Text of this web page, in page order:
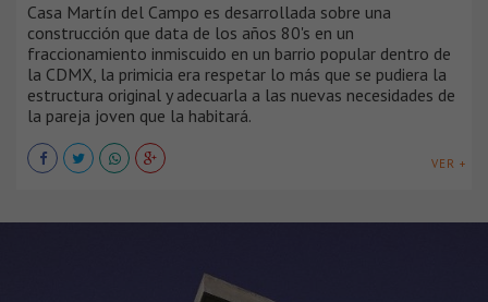
Casa Martín del Campo es desarrollada sobre una
construcción que data de los años 80's en un
fraccionamiento inmiscuido en un barrio popular dentro de
la CDMX, la primicia era respetar lo más que se pudiera la
estructura original y adecuarla a las nuevas necesidades de
la pareja joven que la habitará.
VER +